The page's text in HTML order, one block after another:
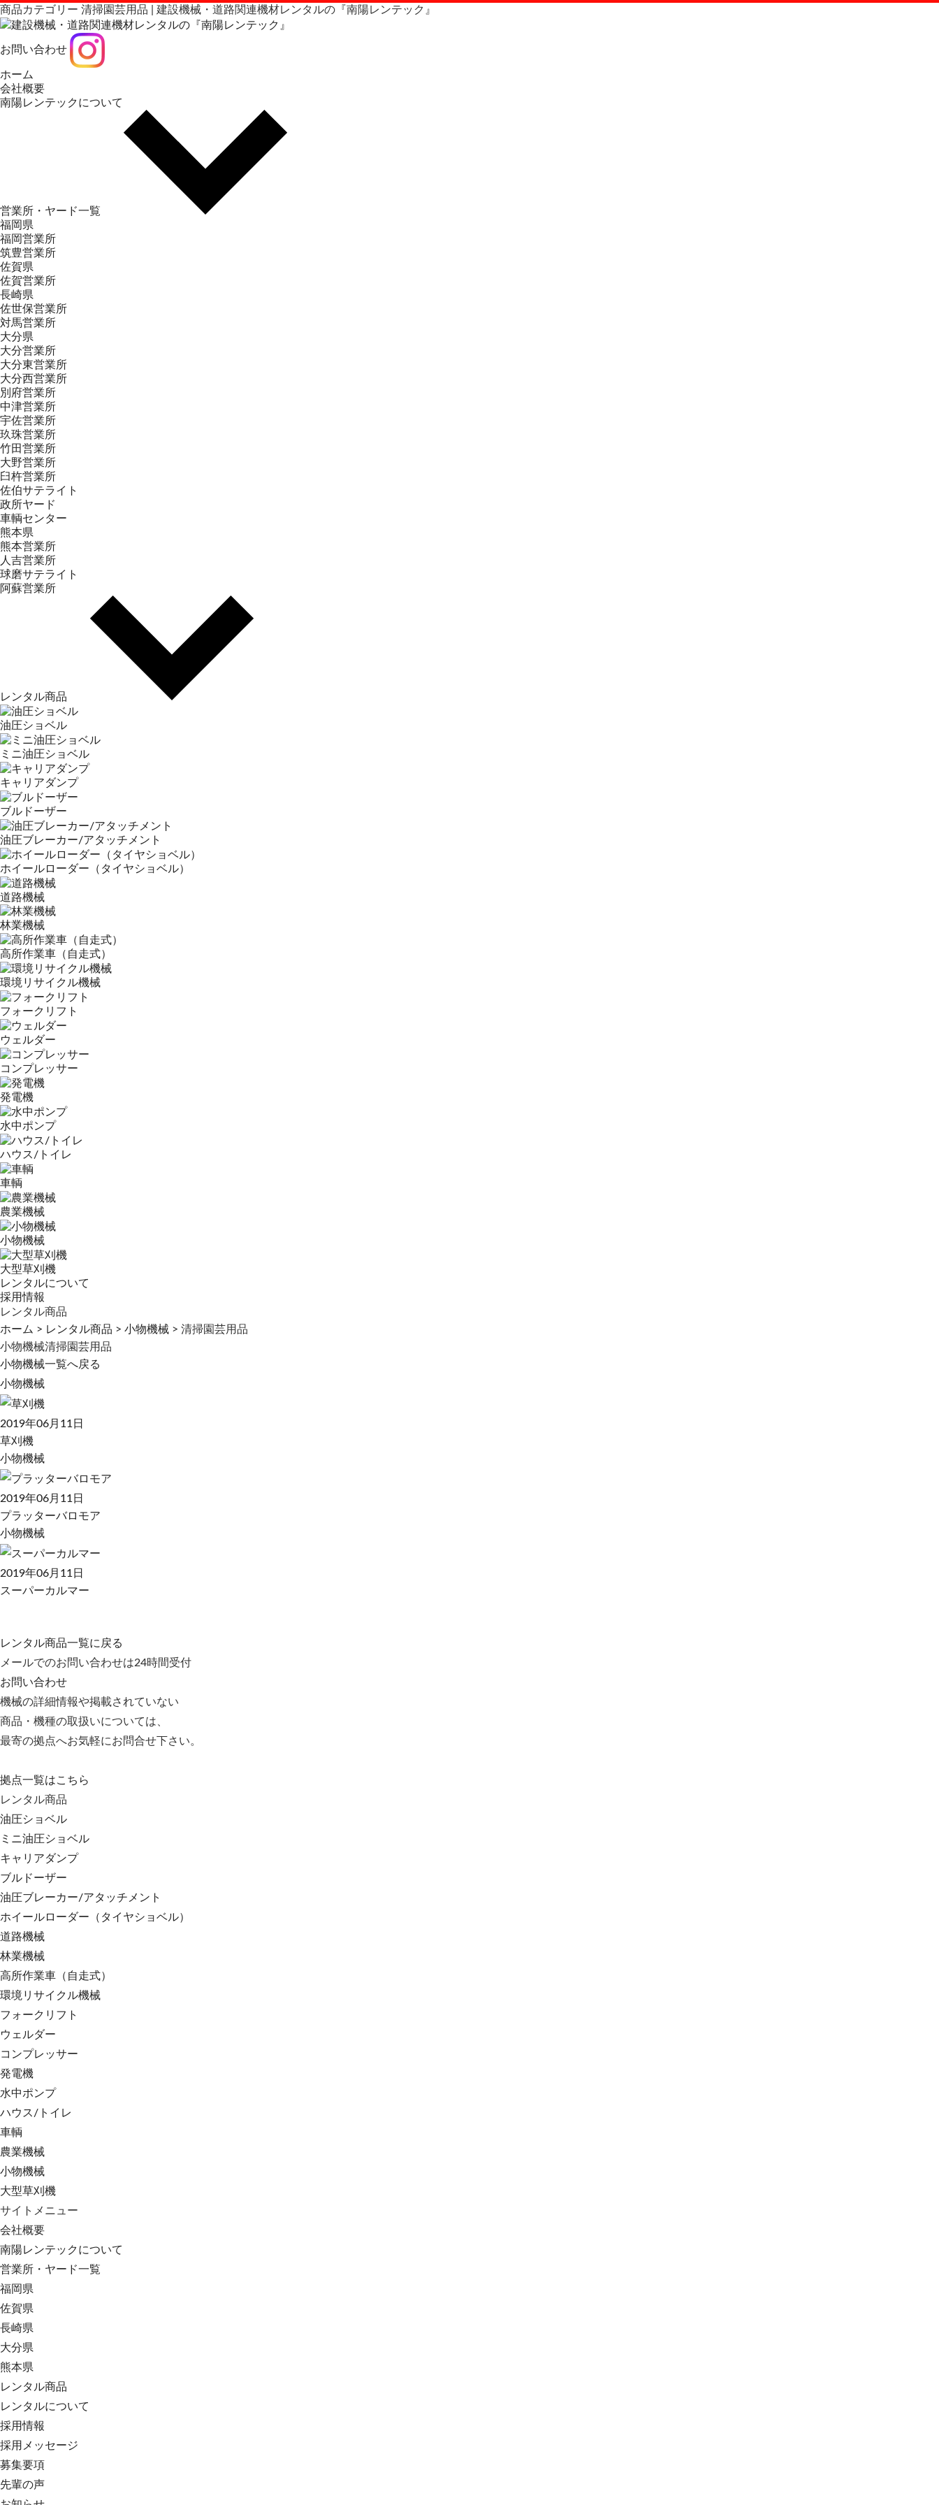
商品カテゴリー 清掃園芸用品 | 建設機械・道路関連機材レンタルの『南陽レンテック』
お問い合わせ
ホーム
会社概要
南陽レンテックについて
営業所・ヤード一覧
福岡県
福岡営業所
筑豊営業所
佐賀県
佐賀営業所
長崎県
佐世保営業所
対馬営業所
大分県
大分営業所
大分東営業所
大分西営業所
別府営業所
中津営業所
宇佐営業所
玖珠営業所
竹田営業所
大野営業所
臼杵営業所
佐伯サテライト
政所ヤード
車輌センター
熊本県
熊本営業所
人吉営業所
球磨サテライト
阿蘇営業所
レンタル商品
油圧ショベル
ミニ油圧ショベル
キャリアダンプ
ブルドーザー
油圧ブレーカー/アタッチメント
ホイールローダー（タイヤショベル）
道路機械
林業機械
高所作業車（自走式）
環境リサイクル機械
フォークリフト
ウェルダー
コンプレッサー
発電機
水中ポンプ
ハウス/トイレ
車輌
農業機械
小物機械
大型草刈機
レンタルについて
採用情報
レンタル商品
ホーム > レンタル商品 > 小物機械 > 清掃園芸用品
小物機械清掃園芸用品
小物機械一覧へ戻る
小物機械
2019年06月11日
草刈機
小物機械
2019年06月11日
プラッターバロモア
小物機械
2019年06月11日
スーパーカルマー
レンタル商品一覧に戻る
メールでのお問い合わせは24時間受付
お問い合わせ
機械の詳細情報や掲載されていない
商品・機種の取扱いについては、
最寄の拠点へお気軽にお問合せ下さい。
拠点一覧はこちら
レンタル商品
油圧ショベル
ミニ油圧ショベル
キャリアダンプ
ブルドーザー
油圧ブレーカー/アタッチメント
ホイールローダー（タイヤショベル）
道路機械
林業機械
高所作業車（自走式）
環境リサイクル機械
フォークリフト
ウェルダー
コンプレッサー
発電機
水中ポンプ
ハウス/トイレ
車輌
農業機械
小物機械
大型草刈機
サイトメニュー
会社概要
南陽レンテックについて
営業所・ヤード一覧
福岡県
佐賀県
長崎県
大分県
熊本県
レンタル商品
レンタルについて
採用情報
採用メッセージ
募集要項
先輩の声